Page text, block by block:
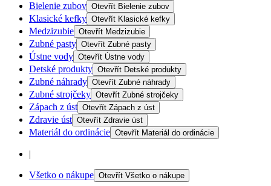
Bielenie zubov Otevřít Bielenie zubov
Klasické kefky Otevřít Klasické kefky
Medzizubie Otevřít Medzizubie
Zubné pasty Otevřít Zubné pasty
Ústne vody Otevřít Ústne vody
Detské produkty Otevřít Detské produkty
Zubné náhrady Otevřít Zubné náhrady
Zubné strojčeky Otevřít Zubné strojčeky
Zápach z úst Otevřít Zápach z úst
Zdravie úst Otevřít Zdravie úst
Materiál do ordinácie Otevřít Materiál do ordinácie
|
Všetko o nákupe Otevřít Všetko o nákupe